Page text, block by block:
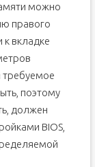
можно
правого
к вкладке
требуемое
поэтому
должен
BIOS,